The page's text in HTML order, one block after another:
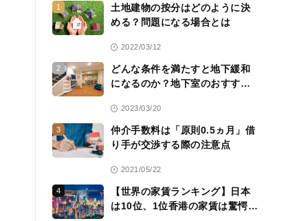
1
土地建物の按分はどのように決
める？問題になる場合とは
2022/03/12
2
どんな条件を満たすと地下緩和
になるのか？地下室のおすすめ
2023/03/20
3
仲介手数料は「原則0.5ヵ月」借
り手が交渉する際の注意点
2021/05/22
4
【世界の家賃ランキング】日本
は10位、1位香港の家賃は驚愕